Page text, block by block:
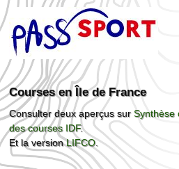
Courses en Île de France
Consulter deux aperçus surSynthèse
des courses IDF.
Et la versionLIFCO.